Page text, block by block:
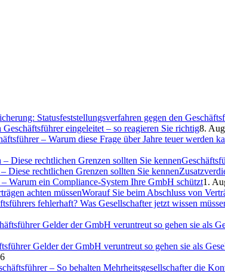
Geschäftsführer eingeleitet – so reagieren Sie richtig8.
Warum ein Compliance-System Ihre GmbH schützt1.
Worauf Sie beim Abschluss von
Gelder der GmbH veruntreut so gehen sie als